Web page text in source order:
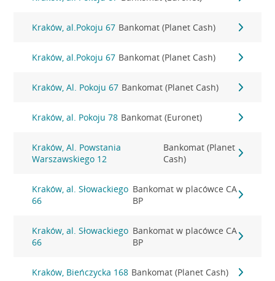
Kraków, al.Pokoju 67 Bankomat (Planet Cash)
Kraków, al.Pokoju 67 Bankomat (Planet Cash)
Kraków, Al. Pokoju 67 Bankomat (Planet Cash)
Kraków, al. Pokoju 78 Bankomat (Euronet)
Kraków, Al. Powstania
Warszawskiego 12
Bankomat (Planet
Cash)
Kraków, al. Słowackiego
66
Bankomat w placówce CA
BP
Kraków, al. Słowackiego
66
Bankomat w placówce CA
BP
Kraków, Bieńczycka 168 Bankomat (Planet Cash)